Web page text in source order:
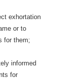
exhortation
or to
for them;
informed
for